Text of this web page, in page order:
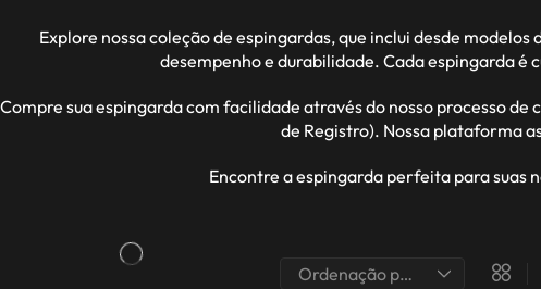
Explore nossa coleção de espingardas, que inclui desde
desempenho e durabilidade. Cada espingarda
Compre sua espingarda com facilidade através do nosso processo
de Registro). Nossa plataforma
Encontre a espingarda perfeita para suas